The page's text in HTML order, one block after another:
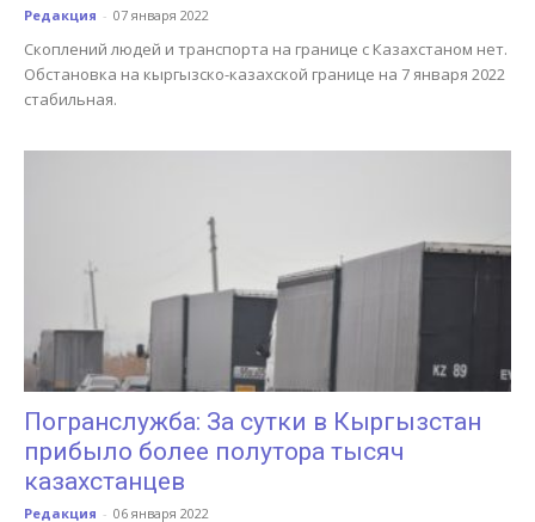
Редакция - 07 января 2022
Скоплений людей и транспорта на границе с Казахстаном нет.
Обстановка на кыргызско-казахской границе на 7 января 2022
стабильная.
Погранслужба: За сутки в Кыргызстан
прибыло более полутора тысяч
казахстанцев
Редакция - 06 января 2022